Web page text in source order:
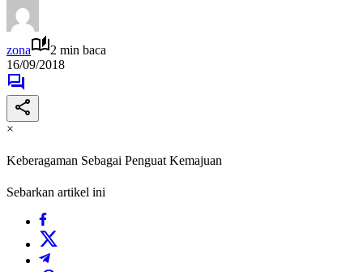
zona
2 min baca
16/09/2018
×
Keberagaman Sebagai Penguat Kemajuan
Sebarkan artikel ini